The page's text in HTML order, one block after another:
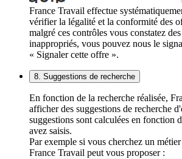
France Travail effectue
vérifier la légalité et la conformité des
malgré ces contrôles vous constatez
inappropriés, vous pouvez nous le
« Signaler cette offre ».
8. Suggestions de recherche
En fonction de la recherche réalisée,
afficher des suggestions de recherche
suggestions sont calculées en fonction
avez saisis.
Par exemple si vous cherchez un
France Travail peut vous proposer :